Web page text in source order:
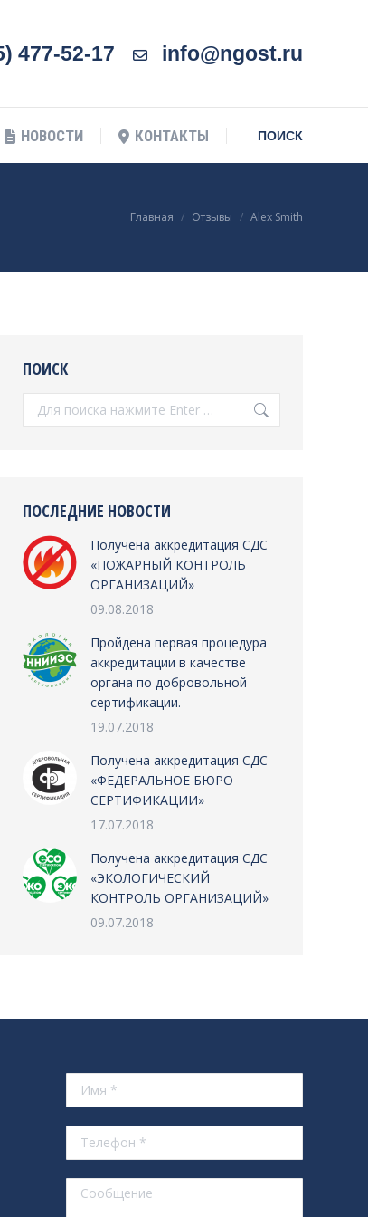
477-52-17 info@ngost.ru
НОВОСТИ КОНТАКТЫ Поиск:
ПОИСК
Вы здесь:
Главная Отзывы Alex Smith
ПОИСК
Поиск:
ПОСЛЕДНИЕ НОВОСТИ
Получена аккредитация СДС
«ПОЖАРНЫЙ КОНТРОЛЬ
ОРГАНИЗАЦИЙ»
09.08.2018
Пройдена первая процедура
аккредитации в качестве
органа по добровольной
сертификации.
19.07.2018
Получена аккредитация СДС
«ФЕДЕРАЛЬНОЕ БЮРО
СЕРТИФИКАЦИИ»
17.07.2018
Получена аккредитация СДС
«ЭКОЛОГИЧЕСКИЙ
КОНТРОЛЬ ОРГАНИЗАЦИЙ»
09.07.2018